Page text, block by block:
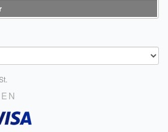
für den Verkauf von Waren / Muster-
für digitale Waren / Muster-